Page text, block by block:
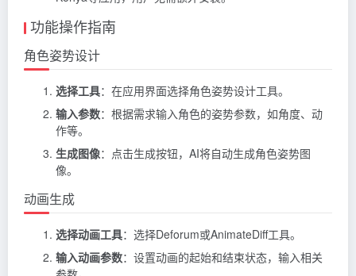
功能操作指南
角色姿势设计
选择工具：在应用界面选择角色姿势设计工具。
输入参数：根据需求输入角色的姿势参数，如角度、动
作等。
生成图像：点击生成按钮，AI将自动生成角色姿势图
像。
动画生成
选择动画工具：选择Deforum或AnimateDiff工具。
输入动画参数：设置动画的起始和结束状态，输入相关